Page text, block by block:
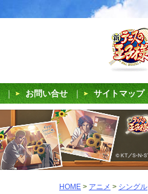
｜ お問い合せ ｜ サイトマップ
HOME > アニメ > シングル